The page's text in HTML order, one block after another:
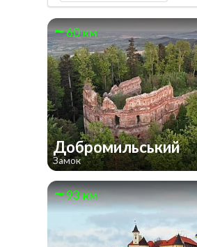
60 км
Добромильський
Замок
93 км